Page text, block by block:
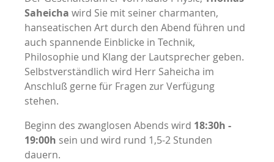
Saheicha wird Sie mit seiner charmanten,
hanseatischen Art durch den Abend führen und
auch spannende Einblicke in Technik,
Philosophie und Klang der Lautsprecher geben.
Selbstverständlich wird Herr Saheicha im
Anschluß gerne für Fragen zur Verfügung
stehen.
Beginn des zwanglosen Abends wird 18:30h -
19:00h sein und wird rund 1,5-2 Stunden
dauern.